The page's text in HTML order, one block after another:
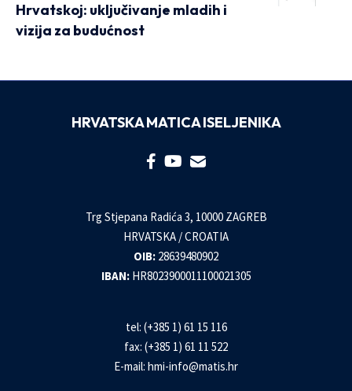
Hrvatskoj: uključivanje mladih i
vizija za budućnost
HRVATSKA MATICA ISELJENIKA
Trg Stjepana Radića 3, 10000 ZAGREB
HRVATSKA / CROATIA
OIB: 28639480902
IBAN: HR8023900011100021305
tel: (+385 1) 61 15 116
fax: (+385 1) 61 11 522
E-mail: hmi-info@matis.hr